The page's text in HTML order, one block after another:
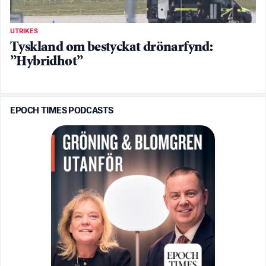
UTRIKES
Tyskland om bestyckat drönarfynd:
”Hybridhot”
EPOCH TIMES PODCASTS